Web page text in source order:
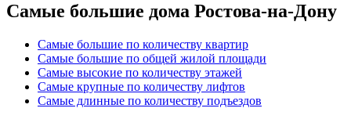
Самые большие дома Ростова-на-Дону
Самые большие по количеству квартир
Самые большие по общей жилой площади
Самые высокие по количеству этажей
Самые крупные по количеству лифтов
Самые длинные по количеству подъездов